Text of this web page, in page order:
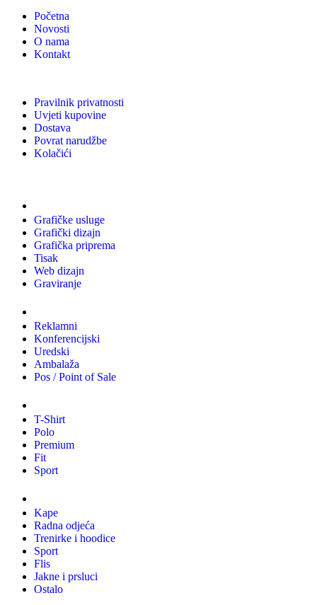
Početna
Novosti
O nama
Kontakt
Pravilnik privatnosti
Uvjeti kupovine
Dostava
Povrat narudžbe
Kolačići
Grafičke usluge
Grafički dizajn
Grafička priprema
Tisak
Web dizajn
Graviranje
Reklamni
Konferencijski
Uredski
Ambalaža
Pos / Point of Sale
T-Shirt
Polo
Premium
Fit
Sport
Kape
Radna odjeća
Trenirke i hoodice
Sport
Flis
Jakne i prsluci
Ostalo